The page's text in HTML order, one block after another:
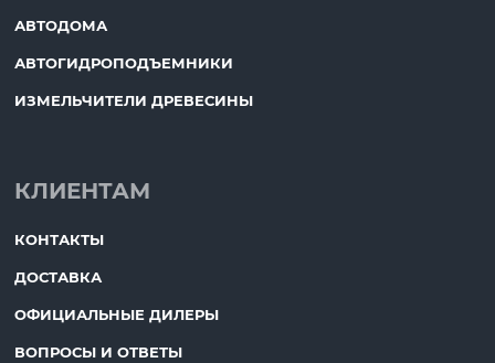
АВТОДОМА
АВТОГИДРОПОДЪЕМНИКИ
ИЗМЕЛЬЧИТЕЛИ ДРЕВЕСИНЫ
КЛИЕНТАМ
КОНТАКТЫ
ДОСТАВКА
ОФИЦИАЛЬНЫЕ ДИЛЕРЫ
ВОПРОСЫ И ОТВЕТЫ